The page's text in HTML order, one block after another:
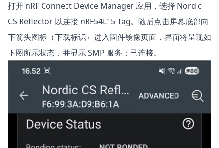
打开 nRF Connect Device Manager 应用，选择 Nordic
CS Reflector 以连接 nRF54L15 Tag。随后点击屏幕底部向
下箭头图标（下载标识）进入固件镜像页面，界面将呈现如
下图所示状态，并显示 SMP 服务：已连接。